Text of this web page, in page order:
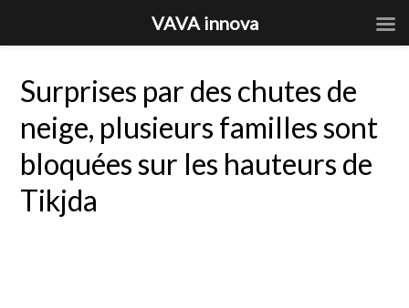
Surprises par des chutes de
neige, plusieurs familles sont
bloquées sur les hauteurs de
Tikjda
VAVA innova